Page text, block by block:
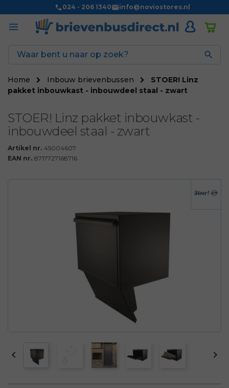
024 - 206 1340 info@noviostores.nl

Home Inbouw brievenbussen
STOER! Linz
pakket inbouwkast - inbouwdeel staal - zwart
STOER! Linz pakket inbouwkast -
inbouwdeel staal - zwart
Artikel nr. 45004607
EAN nr. 8717727168716
 